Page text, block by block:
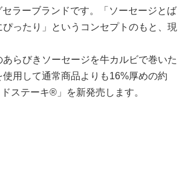
ラーブランドです。「ソーセージとば
ったり」というコンセプトのもと、現
らびきソーセージを牛カルビで巻いた
用して通常商品よりも16%厚めの約
ステーキ®」を新発売します。